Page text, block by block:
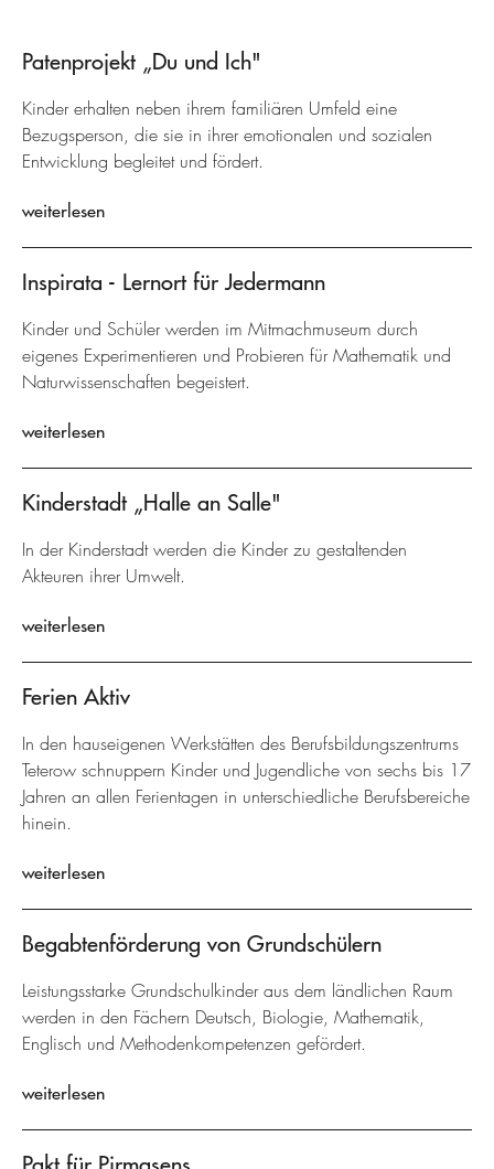
Patenprojekt „Du und Ich"
Kinder erhalten neben ihrem familiären Umfeld eine
Bezugsperson, die sie in ihrer emotionalen und sozialen
Entwicklung begleitet und fördert.
weiterlesen
Inspirata - Lernort für Jedermann
Kinder und Schüler werden im Mitmachmuseum durch
eigenes Experimentieren und Probieren für Mathematik und
Naturwissenschaften begeistert.
weiterlesen
Kinderstadt „Halle an Salle"
In der Kinderstadt werden die Kinder zu gestaltenden
Akteuren ihrer Umwelt.
weiterlesen
Ferien Aktiv
In den hauseigenen Werkstätten des Berufsbildungszentrums
Teterow schnuppern Kinder und Jugendliche von sechs bis 17
Jahren an allen Ferientagen in unterschiedliche Berufsbereiche
hinein.
weiterlesen
Begabtenförderung von Grundschülern
Leistungsstarke Grundschulkinder aus dem ländlichen Raum
werden in den Fächern Deutsch, Biologie, Mathematik,
Englisch und Methodenkompetenzen gefördert.
weiterlesen